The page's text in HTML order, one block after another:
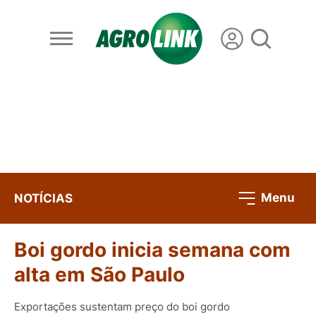
NOTÍCIAS Menu
Boi gordo inicia semana com
alta em São Paulo
Exportações sustentam preço do boi gordo